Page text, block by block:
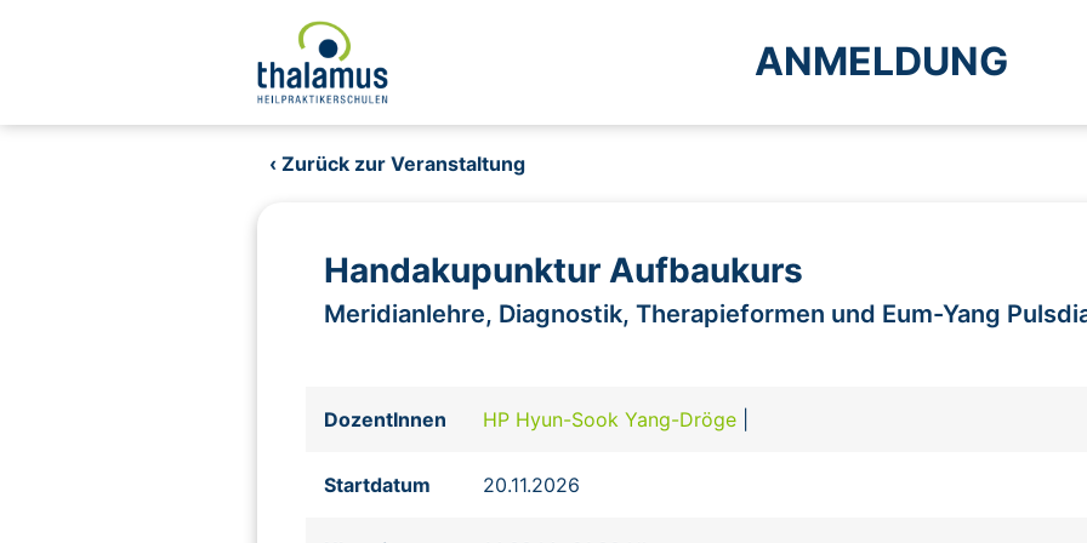
ANMELDUNG
‹ Zurück zur Veranstaltung
Handakupunktur Aufbaukurs
Meridianlehre, Diagnostik, Therapieformen und Eum-Yang
DozentInnen HP Hyun-Sook Yang-Dröge
Startdatum 20.11.2026